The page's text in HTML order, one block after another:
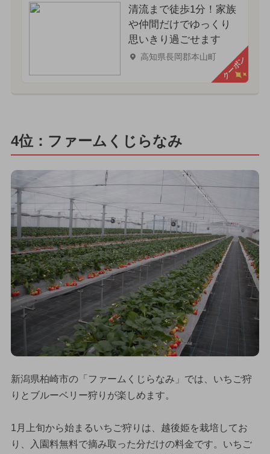
清流まで徒歩1分！家族
や仲間だけでゆっくり
思いきり過ごせます
高知県長岡郡本山町 クーポン
4位：ファームくじらなみ
新潟県柏崎市の「ファームくじらなみ」では、いちご狩
りとブルーベリー狩りが楽しめます。
1月上旬から始まるいちご狩りは、越後姫を栽培してお
り、入園料無料で摘み取った分だけの料金です。いちご